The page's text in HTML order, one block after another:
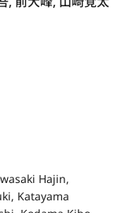
Hajin,
Katayama